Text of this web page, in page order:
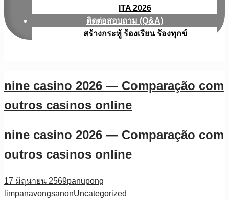
ITA 2026
ติดต่อสอบถาม (Q&A)
สร้างกระทู้ ร้องเรียน ร้องทุกข์
nine casino 2026 — Comparação com
outros casinos online
nine casino 2026 — Comparação com
outros casinos online
17 มิถุนายน 2569panupong
limpanavongsanonUncategorized